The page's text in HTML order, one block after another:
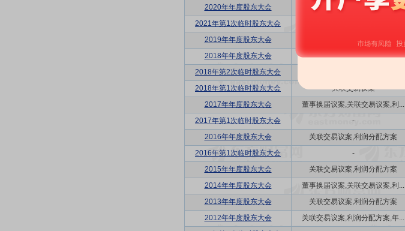
2020年年度股东大会
关联交易议案,利润分配方案
2021年第1次临时股东大会
2019年年度股东大会
关联交易议案,利润分配方案,年...
2018年年度股东大会
关联交易议案,利润分配方案,年...
2018年第2次临时股东大会
2018年第1次临时股东大会
关联交易议案
2017年年度股东大会
董事换届议案,关联交易议案,利...
2017年第1次临时股东大会
-
2016年年度股东大会
关联交易议案,利润分配方案
2016年第1次临时股东大会
-
2015年年度股东大会
关联交易议案,利润分配方案
2014年年度股东大会
董事换届议案,关联交易议案,利...
2013年年度股东大会
关联交易议案,利润分配方案
2012年年度股东大会
关联交易议案,利润分配方案,年...